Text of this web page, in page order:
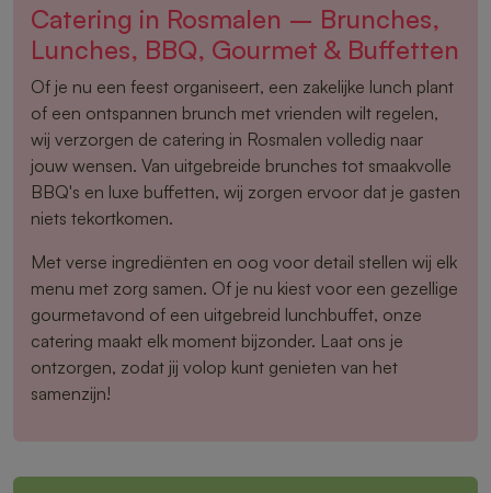
Catering in Rosmalen – Brunches,
Lunches, BBQ, Gourmet & Buffetten
Of je nu een feest organiseert, een zakelijke lunch plant
of een ontspannen brunch met vrienden wilt regelen,
wij verzorgen de catering in Rosmalen volledig naar
jouw wensen. Van uitgebreide brunches tot smaakvolle
BBQ's en luxe buffetten, wij zorgen ervoor dat je gasten
niets tekortkomen.
Met verse ingrediënten en oog voor detail stellen wij elk
menu met zorg samen. Of je nu kiest voor een gezellige
gourmetavond of een uitgebreid lunchbuffet, onze
catering maakt elk moment bijzonder. Laat ons je
ontzorgen, zodat jij volop kunt genieten van het
samenzijn!